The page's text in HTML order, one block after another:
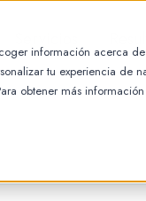
información acerca
tu experiencia de
obtener más